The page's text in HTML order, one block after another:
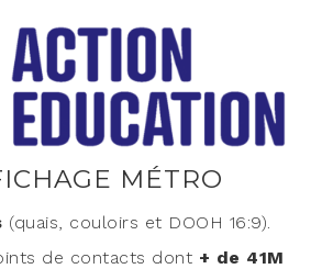
MÉTRO
(quais, cou­loirs et DOOH 16:9).
de contacts dont + de 41M